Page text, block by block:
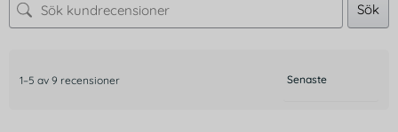
Sök
1–5 av 9 recensioner